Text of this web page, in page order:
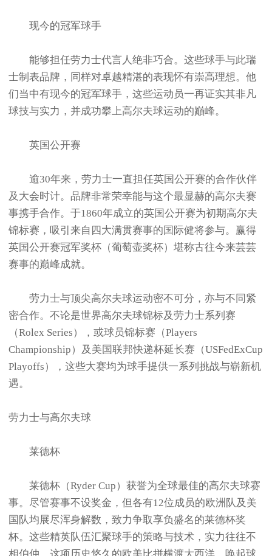
现今的冠军球手
能够担任劳力士代言人绝非巧合。这些球手与此瑞
士制表品牌，同样对卓越精湛的表现怀有崇高理想。他
们当中有现今的冠军球手，这些运动员一再证实其非凡
球技与实力，并成功攀上高尔夫球运动的巓峰。
英国公开赛
逾30年来，劳力士一直担任英国公开赛的合作伙伴
及大会时计。品牌非常荣幸能与这个最显赫的高尔夫赛
事携手合作。于1860年成立的英国公开赛为初期高尔夫
锦标赛，吸引来自四大满贯赛事的国际健将参与。赢得
英国公开赛冠军奖杯（葡萄壶奖杯）堪称古往今来芸芸
赛事的巅峰成就。
劳力士与顶尖高尔夫球运动密不可分，亦与不同紧
密合作。不论是世界高尔夫球锦标及劳力士系列赛
（Rolex Series），或球员锦标赛（Players
Championship）及美国联邦快递杯延长赛（USFedExCup
Playoffs），这些大赛均为球手提供一系列挑战与崭新机
遇。
劳力士与高尔夫球
莱德杯
莱德杯（Ryder Cup）获誉为全球最佳的高尔夫球赛
事。尽管赛事不设奖金，但各有12位成员的欧洲队及美
国队均展尽浑身解数，致力争取享负盛名的莱德杯奖
杯。这些精英队伍汇聚球手的策略与技术，实力往往不